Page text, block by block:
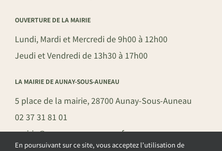
OUVERTURE DE LA MAIRIE
Lundi, Mardi et Mercredi de 9h00 à 12h00
Jeudi et Vendredi de 13h30 à 17h00
LA MAIRIE DE AUNAY-SOUS-AUNEAU
5 place de la mairie, 28700 Aunay-Sous-Auneau
02 37 31 81 01
mairie@aunay-sous-auneau.fr
En poursuivant sur ce site, vous acceptez l’utilisation de